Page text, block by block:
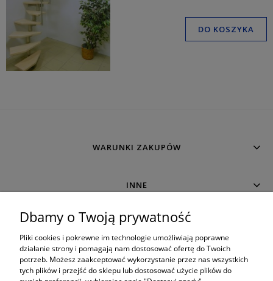
DO KOSZYKA
WARUNKI ZAKUPÓW
INNE
MOJE KONTO
O SKLEPIE
Dbamy o Twoją prywatność
Pliki cookies i pokrewne im technologie umożliwiają poprawne
działanie strony i pomagają nam dostosować ofertę do Twoich
potrzeb. Możesz zaakceptować wykorzystanie przez nas wszystkich
tych plików i przejść do sklepu lub dostosować użycie plików do